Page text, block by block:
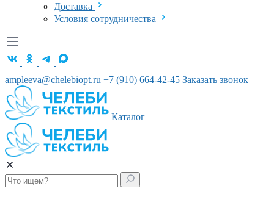
Доставка
Условия сотрудничества
ampleeva@chelebiopt.ru +7 (910) 664-42-45 Заказать звонок
Каталог